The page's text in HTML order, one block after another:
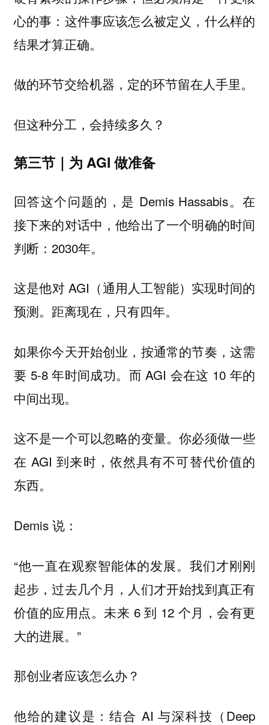
心的事：这件事应该怎么被定义，什么样的
结果才算正确。
做的环节交给机器，定的环节留在人手里。
但这种分工，会持续多久？
第三节｜为 AGI 做准备
回答这个问题的，是 Demis Hassabis。在
接下来的对话中，他给出了一个明确的时间
判断：2030年。
这是他对 AGI（通用人工智能）实现时间的
预测。距离现在，只有四年。
如果你今天开始创业，按通常的节奏，这需
要 5-8 年时间成功。而 AGI 会在这 10 年的
中间出现。
这不是一个可以忽略的变量。你必须做一些
在 AGI 到来时，依然具有不可替代价值的
东西。
Demis 说：
“他一直在观察智能体的发展。我们才刚刚
起步，过去几个月，人们才开始找到真正有
价值的应用点。未来 6 到 12 个月，会有更
大的进展。”
那创业者应该怎么办？
他给的建议是：结合 AI 与深科技（Deep